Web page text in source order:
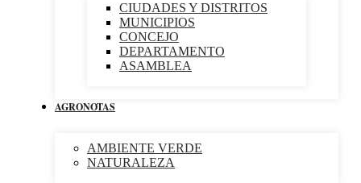
CIUDADES Y DISTRITOS
MUNICIPIOS
CONCEJO
DEPARTAMENTO
ASAMBLEA
AGRONOTAS
AMBIENTE VERDE
NATURALEZA